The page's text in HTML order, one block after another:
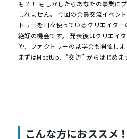
も？！ もしかしたらあなたの事業に
しれません。 今回の会員交流イベン
トリーを日々使っているクリエイター
絶好の機会です。 発表後はクリエイ
や、ファクトリーの見学会も開催しま
まずはMeetUp、”交流” からはじめま
こんな方におススメ！